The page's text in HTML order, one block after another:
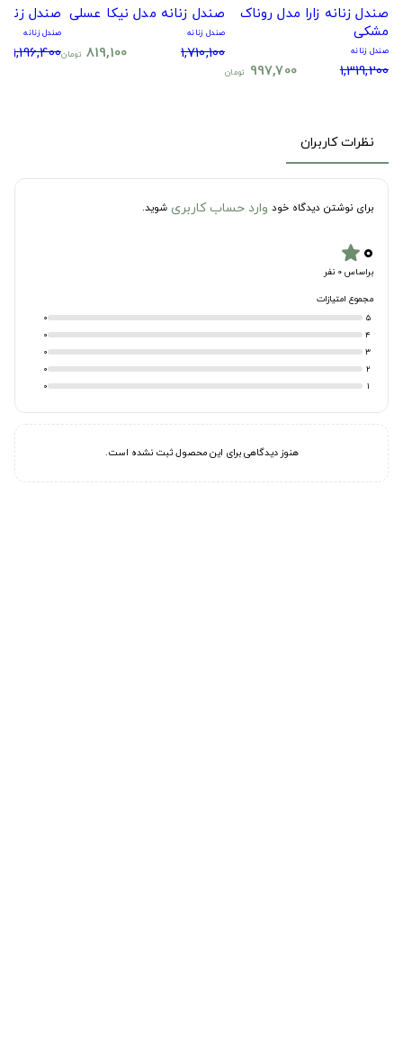
صندل زنانه زارا مدل روناک
مشکی
صندل زنانه
1,319,200
997,700 تومان
صندل زنانه مدل نیکا عسلی
صندل زنانه
1,710,100
819,100 تومان
صندل
صندل زنانه
1,196,400
نظرات کاربران
برای نوشتن دیدگاه خود وارد حساب کاربری شوید.
۰star
براساس 0 نفر
مجموع امتیازات
5
0
4
0
3
0
2
0
1
0
هنوز دیدگاهی برای این محصول ثبت نشده است.